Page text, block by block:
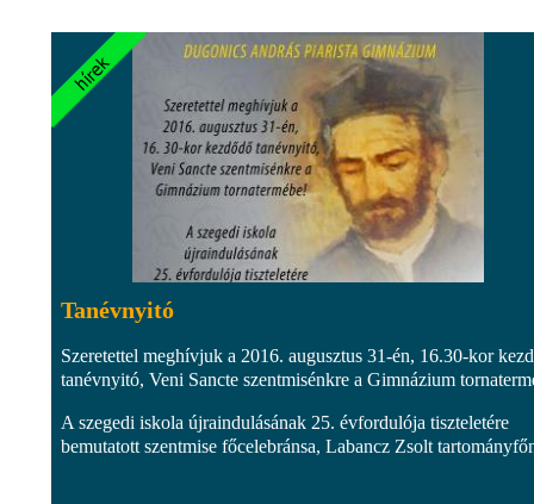
Tanévnyitó
Szeretettel meghívjuk a 2016. augusztus 31-én, 16.30-kor
tanévnyitó, Veni Sancte szentmisénkre a Gimnázium
A szegedi iskola újraindulásának 25. évfordulója tiszteletére
bemutatott szentmise főcelebránsa, Labancz Zsolt